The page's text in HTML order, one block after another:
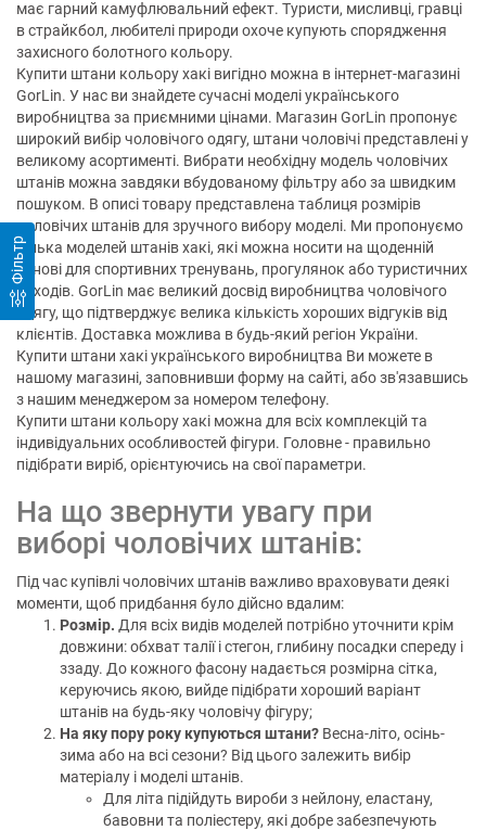
Фільтр
має гарний камуфлювальний ефект. Туристи, мисливці, гравці
в страйкбол, любителі природи охоче купують спорядження
захисного болотного кольору.
Купити штани кольору хакі вигідно можна в інтернет-магазині
GorLin. У нас ви знайдете сучасні моделі українського
виробництва за приємними цінами. Магазин GorLin пропонує
широкий вибір чоловічого одягу, штани чоловічі представлені у
великому асортименті. Вибрати необхідну модель чоловічих
штанів можна завдяки вбудованому фільтру або за швидким
пошуком. В описі товару представлена таблиця розмірів
чоловічих штанів для зручного вибору моделі. Ми пропонуємо
кілька моделей штанів хакі, які можна носити на щоденній
основі для спортивних тренувань, прогулянок або туристичних
походів. GorLin має великий досвід виробництва чоловічого
одягу, що підтверджує велика кількість хороших відгуків від
клієнтів. Доставка можлива в будь-який регіон України.
Купити штани хакі українського виробництва Ви можете в
нашому магазині, заповнивши форму на сайті, або зв'язавшись
з нашим менеджером за номером телефону.
Купити штани кольору хакі можна для всіх комплекцій та
індивідуальних особливостей фігури. Головне - правильно
підібрати виріб, орієнтуючись на свої параметри.
На що звернути увагу при
виборі чоловічих штанів:
Під час купівлі чоловічих штанів важливо враховувати деякі
моменти, щоб придбання було дійсно вдалим:
Розмір. Для всіх видів моделей потрібно уточнити крім
довжини: обхват талії і стегон, глибину посадки спереду і
ззаду. До кожного фасону надається розмірна сітка,
керуючись якою, вийде підібрати хороший варіант
штанів на будь-яку чоловічу фігуру;
На яку пору року купуються штани? Весна-літо, осінь-
зима або на всі сезони? Від цього залежить вибір
матеріалу і моделі штанів.
Для літа підійдуть вироби з нейлону, еластану,
бавовни та поліестеру, які добре забезпечують